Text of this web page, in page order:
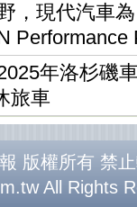
，現代汽車
Performance
年洛杉磯
旅車
版權所有 禁
All Rights